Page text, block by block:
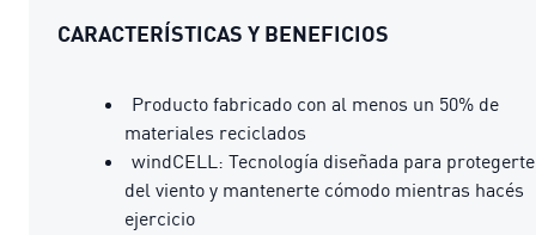
CARACTERÍSTICAS Y BENEFICIOS
Producto fabricado con al menos un 50% de
materiales reciclados
windCELL: Tecnología diseñada para protegerte
del viento y mantenerte cómodo mientras hacés
ejercicio